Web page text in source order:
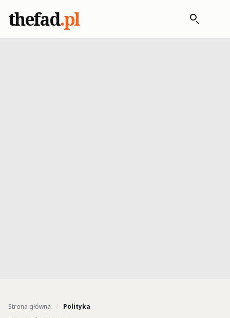
thefad.pl
Strona główna / Polityka